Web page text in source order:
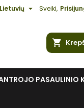
Sveiki,
Lietuvių 
PASAULINIO